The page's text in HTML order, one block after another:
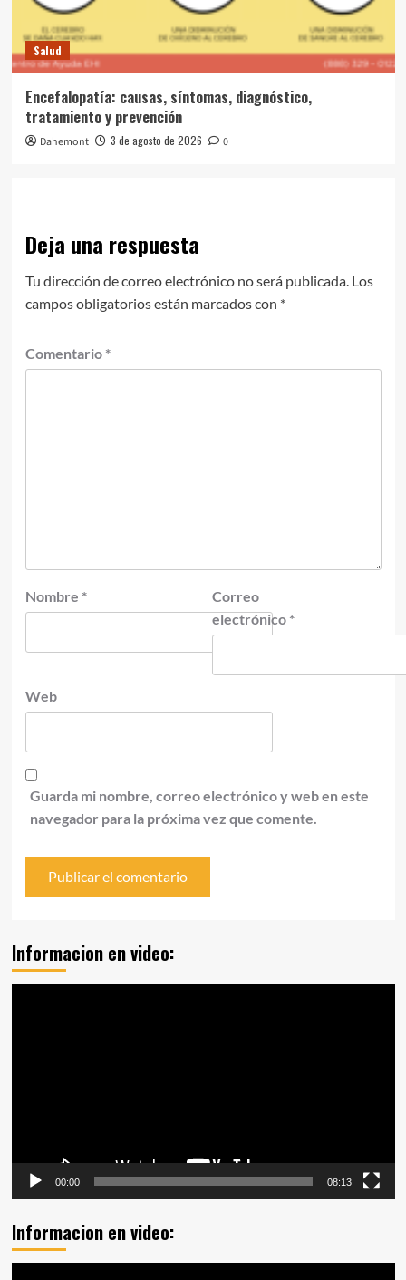
Salud
Encefalopatía: causas, síntomas, diagnóstico,
tratamiento y prevención
Dahemont 3 de agosto de 2026 0
Deja una respuesta
Tu dirección de correo electrónico no será publicada. Los
campos obligatorios están marcados con *
Comentario *
Nombre *
Correo
electrónico *
Web
Guarda mi nombre, correo electrónico y web en este
navegador para la próxima vez que comente.
Informacion en video:
00:00 08:13
Informacion en video: